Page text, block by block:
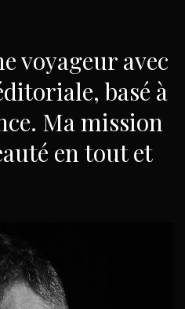
voyageur avec
basé à
Ma mission
en tout et